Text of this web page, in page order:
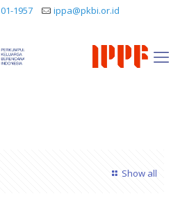
1957 ippa@pkbi.or.id
Show all